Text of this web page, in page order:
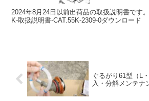
2024年8月24日以前出荷品の取扱説明書です
K-取扱説明書-CAT.55K-2309-0ダウンロード
ぐるがり61型（L
入・分解メンテナ